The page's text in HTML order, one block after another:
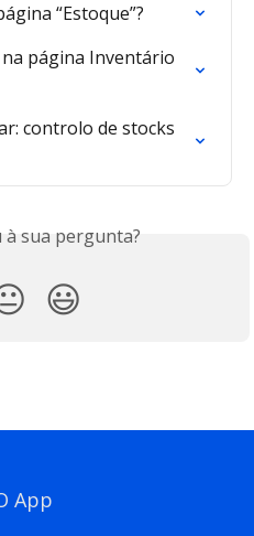
“Estoque”?
página Inventário
controlo de stocks
sua pergunta?
😃